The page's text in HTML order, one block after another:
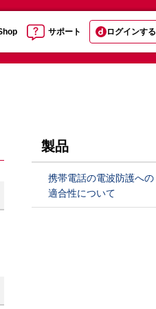
サポート ログインする
製品
携帯電話の電波防護への
適合性について